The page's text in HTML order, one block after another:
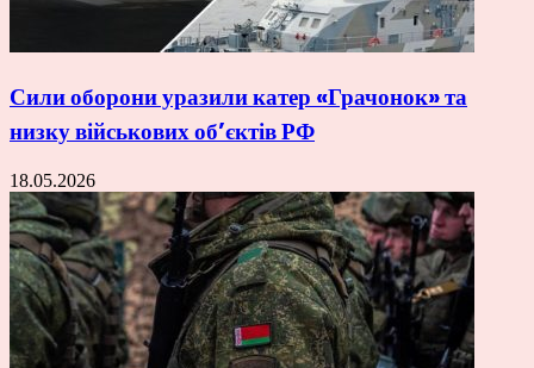
Сили оборони уразили катер «Грачонок» та
низку військових об’єктів РФ
18.05.2026